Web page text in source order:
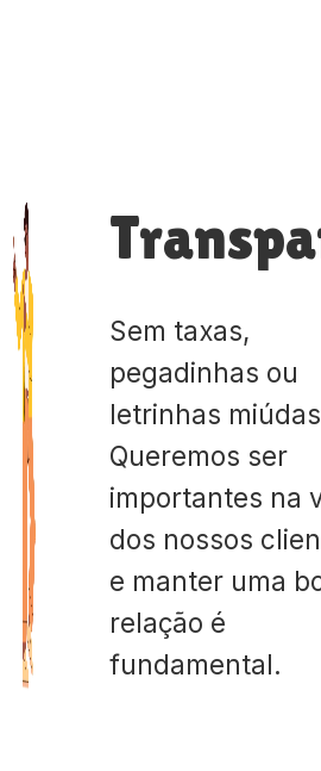
Sem taxas,
pegadinhas ou
letrinhas
Queremos ser
importantes na
dos nossos
e manter uma
relação é
fundamental.